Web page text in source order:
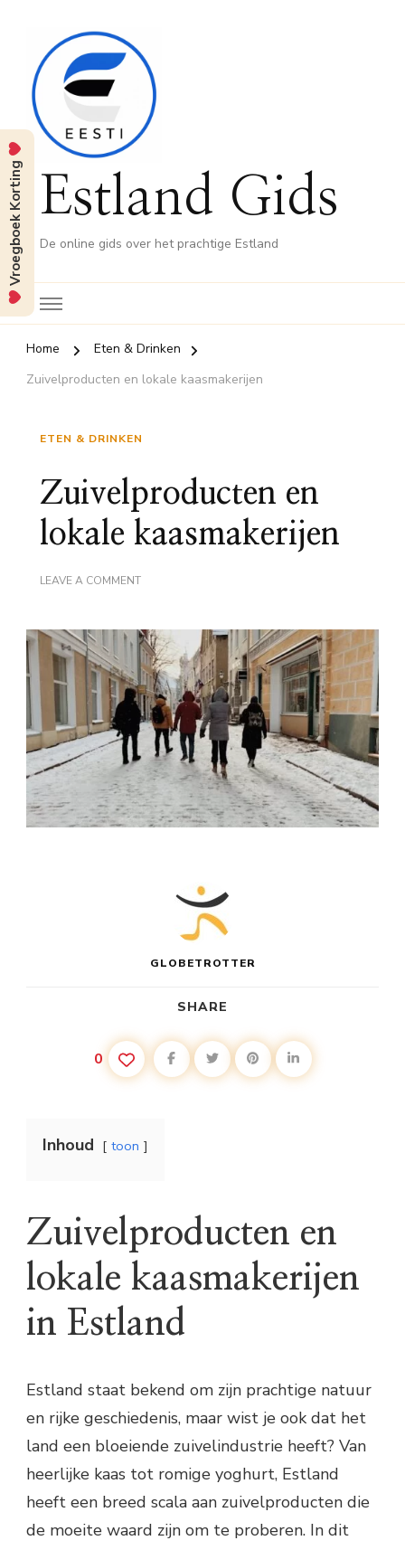
Estland Gids
De online gids over het prachtige Estland
Home
Eten & Drinken
Zuivelproducten en lokale kaasmakerijen
ETEN & DRINKEN
Zuivelproducten en
lokale kaasmakerijen
LEAVE A COMMENTON
KAASMAKERIJEN
GLOBETROTTER
SHARE
0
Inhoud toon
Zuivelproducten en
lokale kaasmakerijen
in Estland
Estland staat bekend om zijn prachtige natuur
en rijke geschiedenis, maar wist je ook dat het
land een bloeiende zuivelindustrie heeft? Van
heerlijke kaas tot romige yoghurt, Estland
heeft een breed scala aan zuivelproducten die
de moeite waard zijn om te proberen. In dit
Vroegboek Korting